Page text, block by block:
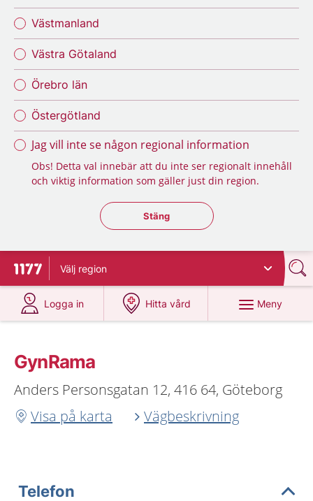
Västmanland
Västra Götaland
Örebro län
Östergötland
Jag vill inte se någon regional information
Obs! Detta val innebär att du inte ser regionalt innehåll
och viktig information som gäller just din region.
Stäng regionsväljaren
Stäng
Till startsidan för 1177
Välj region
Logga in
på 1177.se
Hitta vård
på 1177.se
Meny
GynRama
Anders Personsgatan 12, 416 64, Göteborg
Visa på karta
Vägbeskrivning
Telefon